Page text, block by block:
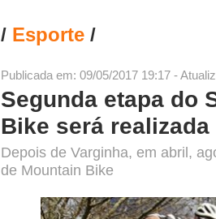
/ Esporte /
Publicada em: 09/05/2017 19:17 -
Segunda etapa do
Bike será
Depois de Varginha, em abril,
de Mountain Bike